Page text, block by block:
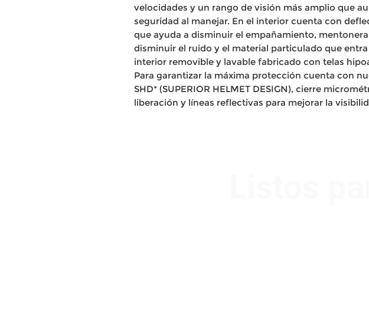
velocidades y un rango de visión más amplio que
seguridad al manejar. En el interior cuenta con
que ayuda a disminuir el empañamiento,
disminuir el ruido y el material particulado que entra
interior removible y lavable fabricado con telas
Para garantizar la máxima protección cuenta con
SHD* (SUPERIOR HELMET DESIGN), cierre
liberación y líneas reflectivas para mejorar la